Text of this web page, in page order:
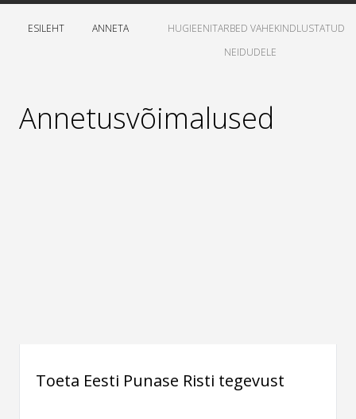
ESILEHT ANNETA
HUGIEENITARBED VAHEKINDLUSTATUD
NEIDUDELE
Annetusvõimalused
Toeta Eesti Punase Risti tegevust